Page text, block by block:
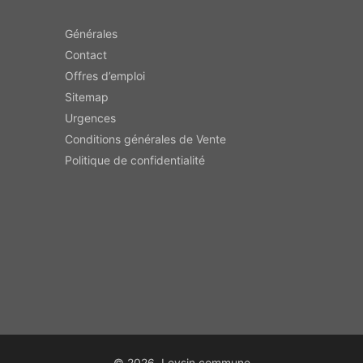
Générales
Contact
Offres d’emploi
Sitemap
Urgences
Conditions générales de Vente
Politique de confidentialité